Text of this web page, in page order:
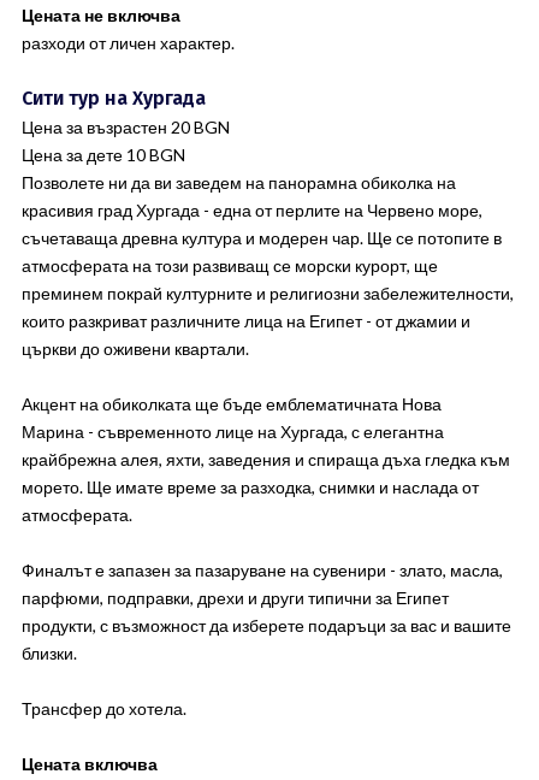
Цената не включва
разходи от личен характер.
Сити тур на Хургада
Цена за възрастен 20 BGN
Цена за дете 10 BGN
Позволете ни да ви заведем на панорамна обиколка на
красивия град Хургада - една от перлите на Червено море,
съчетаваща древна култура и модерен чар. Ще се потопите в
атмосферата на този развиващ се морски курорт, ще
преминем покрай културните и религиозни забележителности,
които разкриват различните лица на Египет - от джамии и
църкви до оживени квартали.
Акцент на обиколката ще бъде емблематичната Нова
Марина - съвременното лице на Хургада, с елегантна
крайбрежна алея, яхти, заведения и спираща дъха гледка към
морето. Ще имате време за разходка, снимки и наслада от
атмосферата.
Финалът е запазен за пазаруване на сувенири - злато, масла,
парфюми, подправки, дрехи и други типични за Египет
продукти, с възможност да изберете подаръци за вас и вашите
близки.
Трансфер до хотела.
Цената включва